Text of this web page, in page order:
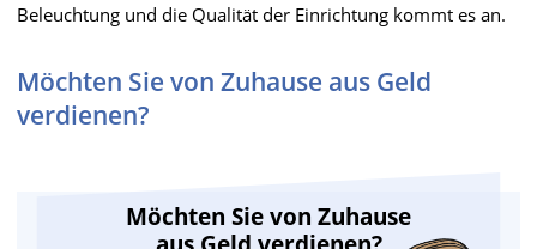
Beleuchtung und die Qualität der Einrichtung kommt es an.
Möchten Sie von Zuhause aus Geld
verdienen?
Möchten Sie von Zuhause